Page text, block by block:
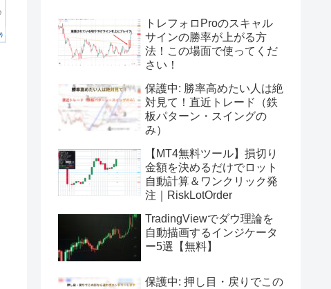
トレフォロProのスキャル
サインの勝率が上がる方
法！この場面で使ってくだ
さい！
保護中: 勝率高めたい人は絶
対見て！直近トレード（鉄
板パターン・スイングの
み）
【MT4無料ツール】損切り
金額を決めるだけでロット
自動計算＆ワンクリック発
注｜RiskLotOrder
TradingViewでダウ理論を
自動描画するインジケータ
ー5選【無料】
保護中: 押し目・戻りでこの